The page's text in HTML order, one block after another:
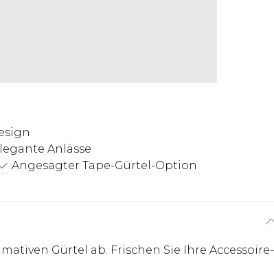
Anlässe
Angesagter Tape-Gürtel-Option
Gürtel ab. Frischen Sie Ihre Accessoire-